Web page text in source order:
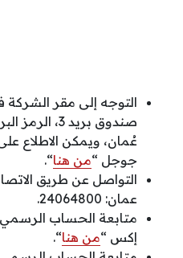
عُمان، ويمكن الاطلاع
جوجل “من هنا“.
التواصل عن طريق
عمان: 24064800.
متابعة الحساب
إكس “من هنا“.